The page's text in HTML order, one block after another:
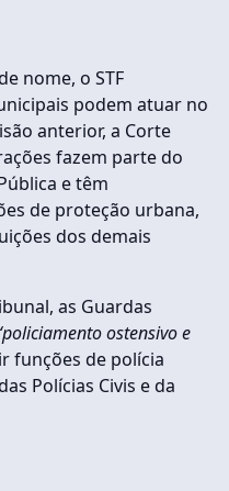
nome, o STF
podem atuar no
anterior, a Corte
fazem parte do
e têm
de proteção urbana,
dos demais
as Guardas
ostensivo e
funções de polícia
Polícias Civis e da